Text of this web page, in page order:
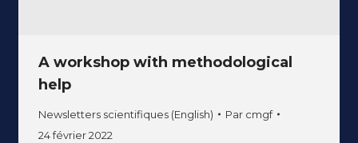
A workshop with methodological
help
Newsletters scientifiques (English) Par cmgf
24 février 2022